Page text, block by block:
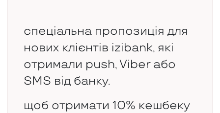
спеціальна пропозиція для
нових клієнтів izibank, які
отримали push, Viber або
SMS від банку.
щоб отримати 10% кешбеку